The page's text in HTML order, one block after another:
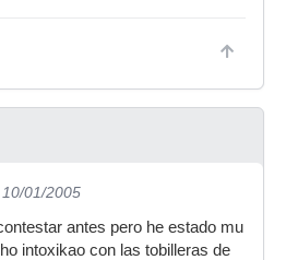
01/2005
antes pero he estado mu
intoxikao con las tobilleras de